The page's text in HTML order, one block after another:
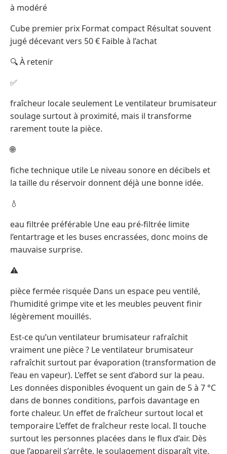
à modéré
Cube premier prix Format compact Résultat souvent
jugé décevant vers 50 € Faible à l’achat
🔍 À retenir
✅
fraîcheur locale seulement Le ventilateur brumisateur
soulage surtout à proximité, mais il transforme
rarement toute la pièce.
🌐
fiche technique utile Le niveau sonore en décibels et
la taille du réservoir donnent déjà une bonne idée.
💧
eau filtrée préférable Une eau pré-filtrée limite
l’entartrage et les buses encrassées, donc moins de
mauvaise surprise.
⚠️
pièce fermée risquée Dans un espace peu ventilé,
l’humidité grimpe vite et les meubles peuvent finir
légèrement mouillés.
Est-ce qu’un ventilateur brumisateur rafraîchit
vraiment une pièce ? Le ventilateur brumisateur
rafraîchit surtout par évaporation (transformation de
l’eau en vapeur). L’effet se sent d’abord sur la peau.
Les données disponibles évoquent un gain de 5 à 7 °C
dans de bonnes conditions, parfois davantage en
forte chaleur. Un effet de fraîcheur surtout local et
temporaire L’effet de fraîcheur reste local. Il touche
surtout les personnes placées dans le flux d’air. Dès
que l’appareil s’arrête, le soulagement disparaît vite.